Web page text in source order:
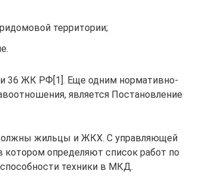
территории;
36 ЖК РФ[1]. Еще одним нормативно-
является Постановление
жильцы и ЖКХ. С управляющей
определяют список работ по
техники в МКД.